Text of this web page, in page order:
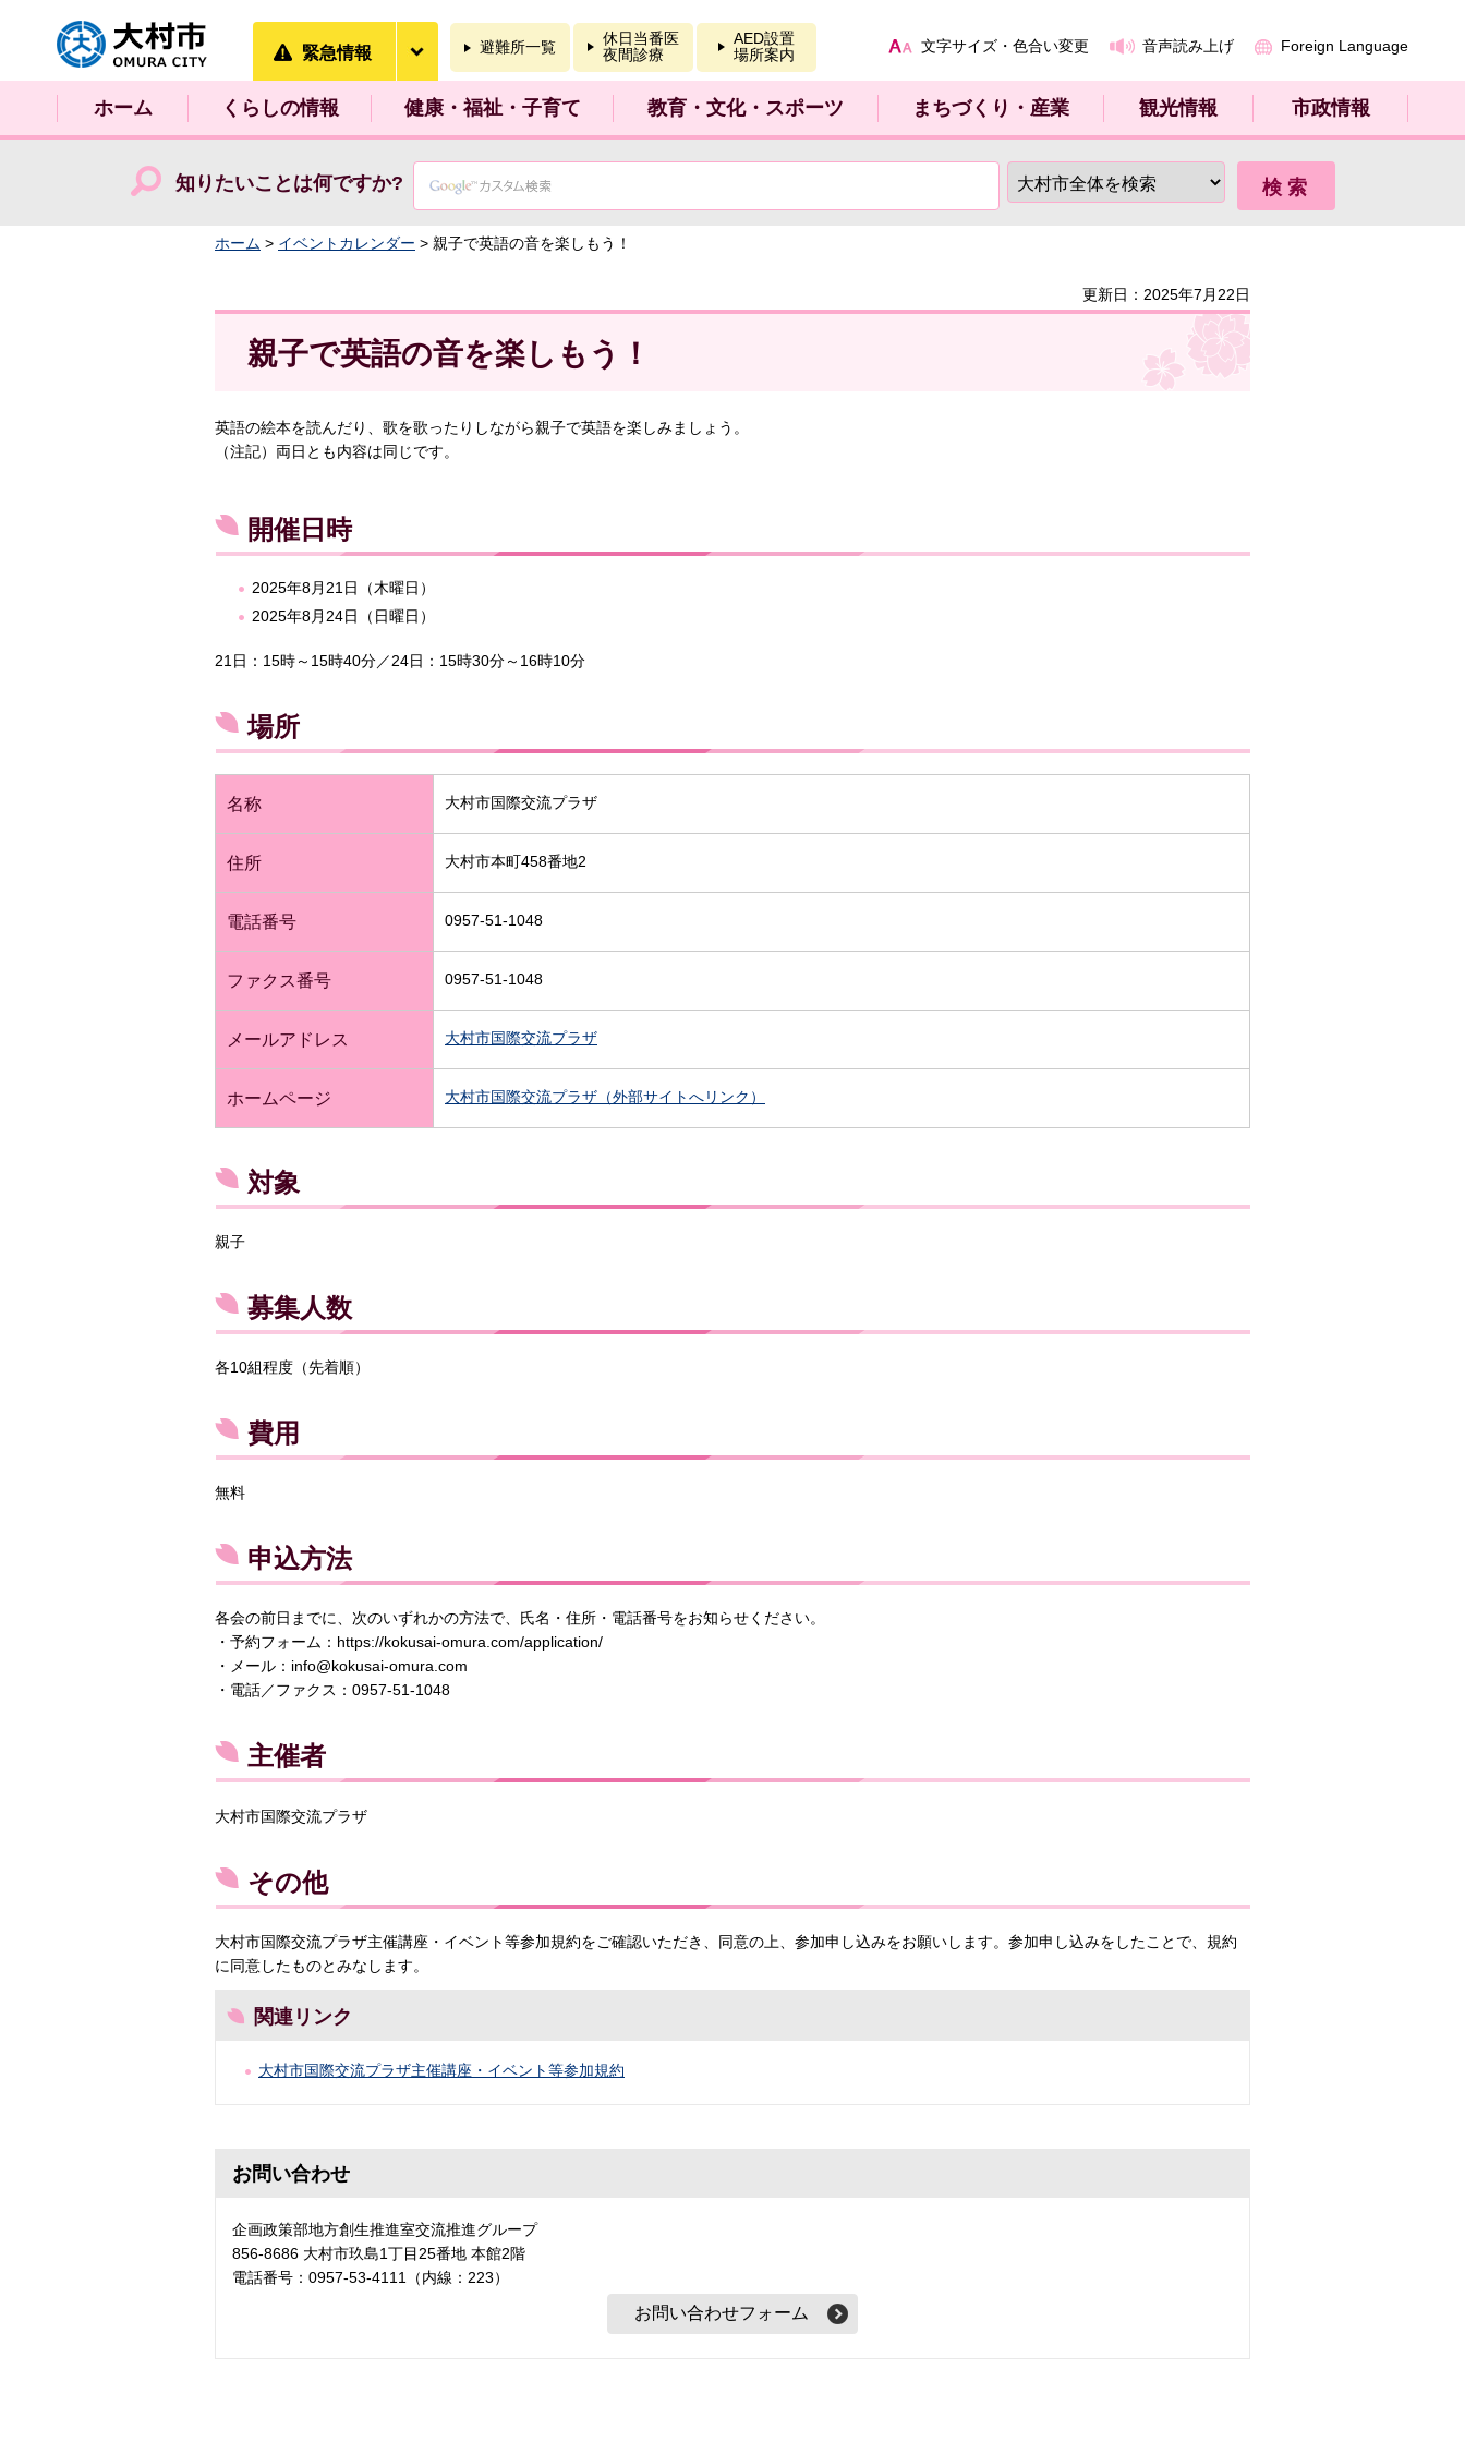
大村市
緊急情報 避難所一覧
休日当番医
夜間診療
AED設置
場所案内
文字サイズ・色合い変更 音声読み上げ Foreign Language
ホーム くらしの情報 健康・福祉・子育て 教育・文化・スポーツ まちづくり・産業 観光情報 市政情報
知りたいことは何ですか?
ホーム > イベントカレンダー > 親子で英語の音を楽しもう！
更新日：2025年7月22日
親子で英語の音を楽しもう！
英語の絵本を読んだり、歌を歌ったりしながら親子で英語を楽しみましょう。
（注記）両日とも内容は同じです。
開催日時
2025年8月21日（木曜日）
2025年8月24日（日曜日）
21日：15時～15時40分／24日：15時30分～16時10分
場所
名称 大村市国際交流プラザ
住所 大村市本町458番地2
電話番号 0957-51-1048
ファクス番号 0957-51-1048
メールアドレス 大村市国際交流プラザ
ホームページ 大村市国際交流プラザ（外部サイトへリンク）
対象
親子
募集人数
各10組程度（先着順）
費用
無料
申込方法
各会の前日までに、次のいずれかの方法で、氏名・住所・電話番号をお知らせください。
・予約フォーム：https://kokusai-omura.com/application/
・メール：info@kokusai-omura.com
・電話／ファクス：0957-51-1048
主催者
大村市国際交流プラザ
その他
大村市国際交流プラザ主催講座・イベント等参加規約をご確認いただき、同意の上、参加申し込みをお願いします。参加申し込みをしたことで、規約
に同意したものとみなします。
関連リンク
大村市国際交流プラザ主催講座・イベント等参加規約
お問い合わせ
企画政策部地方創生推進室交流推進グループ
856-8686 大村市玖島1丁目25番地 本館2階
電話番号：0957-53-4111（内線：223）